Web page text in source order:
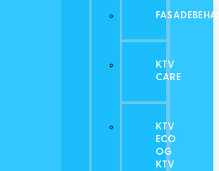
KTV
CARE
KTV
ECO
OG
KTV